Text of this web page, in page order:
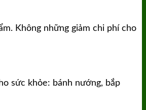
Không những giảm chi phí cho
sức khỏe: bánh nướng, bắp